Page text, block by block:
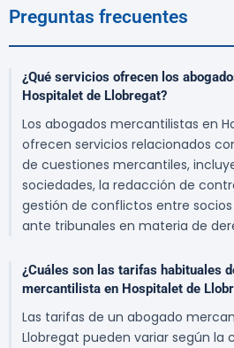
Preguntas frecuentes
¿Qué servicios ofrecen los
Hospitalet de Llobregat?
Los abogados mercantilistas en
ofrecen servicios relacionados
de cuestiones mercantiles,
sociedades, la redacción de
gestión de conflictos entre
ante tribunales en materia de
¿Cuáles son las tarifas habituales
mercantilista en Hospitalet de
Las tarifas de un abogado
Llobregat pueden variar según la